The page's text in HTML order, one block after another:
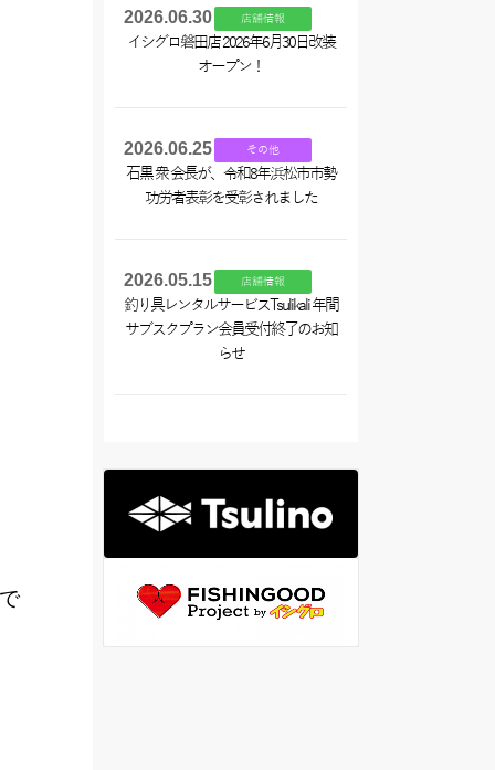
2026.06.30 店舗情報
イシグロ磐田店 2026年6月30日改装
オープン！
2026.06.25 その他
石黒 衆 会長が、令和8年浜松市市勢
功労者表彰を受彰されました
2026.05.15 店舗情報
釣り具レンタルサービスTsulikali 年間
サブスクプラン会員受付終了のお知
らせ